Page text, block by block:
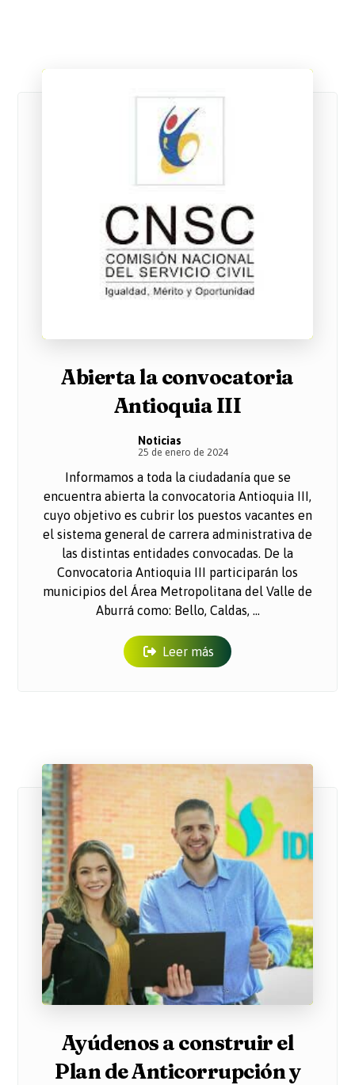
Abierta la convocatoria
Antioquia III
Noticias
25 de enero de 2024
Informamos a toda la ciudadanía que se
encuentra abierta la convocatoria Antioquia III,
cuyo objetivo es cubrir los puestos vacantes en
el sistema general de carrera administrativa de
las distintas entidades convocadas. De la
Convocatoria Antioquia III participarán los
municipios del Área Metropolitana del Valle de
Aburrá como: Bello, Caldas, ...
Leer más
Ayúdenos a construir el
Plan de Anticorrupción y